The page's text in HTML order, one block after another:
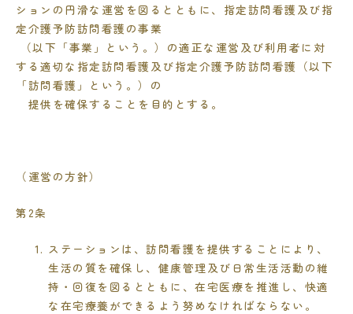
ションの円滑な運営を図るとともに、指定訪問看護及び指
定介護予防訪問看護の事業
（以下「事業」という。）の適正な運営及び利用者に対
する適切な指定訪問看護及び指定介護予防訪問看護（以下
「訪問看護」という。）の
提供を確保することを目的とする。
（運営の方針）
第2条
ステーションは、訪問看護を提供することにより、
生活の質を確保し、健康管理及び日常生活活動の維
持・回復を図るとともに、在宅医療を推進し、快適
な在宅療養ができるよう努めなければならない。